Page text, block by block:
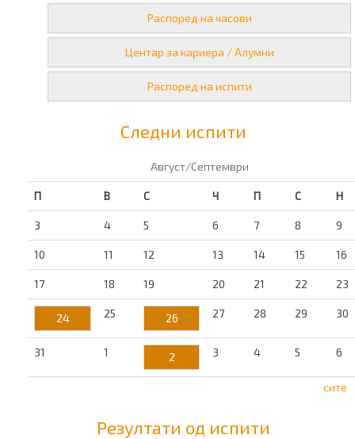
Распоред на часови
Центар за кариера / Алумни
Распоред на испити
Следни испити
Август/Септември
П В С Ч П С Н
3 4 5 6 7 8 9
10 11 12 13 14 15 16
17 18 19 20 21 22 23
24 25 26 27 28 29 30
31 1 2 3 4 5 6
сите
Резултати од испити